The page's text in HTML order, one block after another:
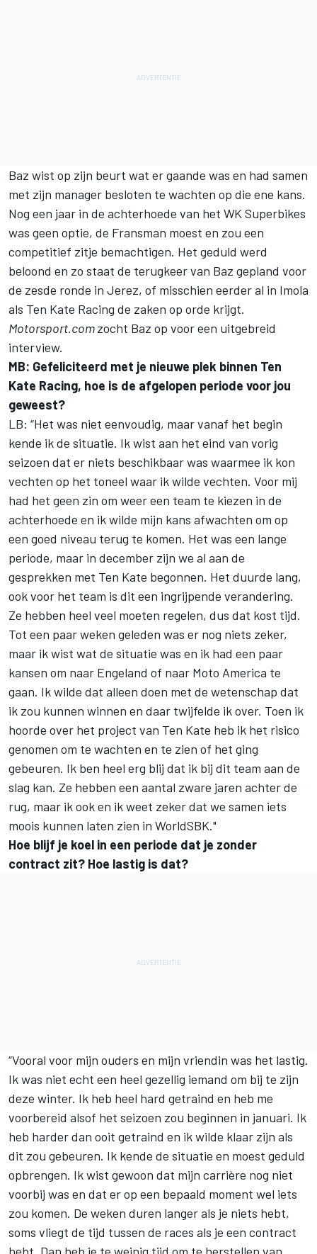
Baz wist op zijn beurt wat er gaande was en had samen
met zijn manager besloten te wachten op die ene kans.
Nog een jaar in de achterhoede van het WK Superbikes
was geen optie, de Fransman moest en zou een
competitief zitje bemachtigen. Het geduld werd
beloond en zo staat de terugkeer van Baz gepland voor
de zesde ronde in Jerez, of misschien eerder al in Imola
als Ten Kate Racing de zaken op orde krijgt.
Motorsport.comzocht Baz op voor een uitgebreid
interview.
MB: Gefeliciteerd met je nieuwe plek binnen Ten
Kate Racing, hoe is de afgelopen periode voor jou
geweest?
LB: “Het was niet eenvoudig, maar vanaf het begin
kende ik de situatie. Ik wist aan het eind van vorig
seizoen dat er niets beschikbaar was waarmee ik kon
vechten op het toneel waar ik wilde vechten. Voor mij
had het geen zin om weer een team te kiezen in de
achterhoede en ik wilde mijn kans afwachten om op
een goed niveau terug te komen. Het was een lange
periode, maar in december zijn we al aan de
gesprekken met Ten Kate begonnen. Het duurde lang,
ook voor het team is dit een ingrijpende verandering.
Ze hebben heel veel moeten regelen, dus dat kost tijd.
Tot een paar weken geleden was er nog niets zeker,
maar ik wist wat de situatie was en ik had een paar
kansen om naar Engeland of naar Moto America te
gaan. Ik wilde dat alleen doen met de wetenschap dat
ik zou kunnen winnen en daar twijfelde ik over. Toen ik
hoorde over het project van Ten Kate heb ik het risico
genomen om te wachten en te zien of het ging
gebeuren. Ik ben heel erg blij dat ik bij dit team aan de
slag kan. Ze hebben een aantal zware jaren achter de
rug, maar ik ook en ik weet zeker dat we samen iets
moois kunnen laten zien in WorldSBK."
Hoe blijf je koel in een periode dat je zonder
contract zit? Hoe lastig is dat?
“Vooral voor mijn ouders en mijn vriendin was het lastig.
Ik was niet echt een heel gezellig iemand om bij te zijn
deze winter. Ik heb heel hard getraind en heb me
voorbereid alsof het seizoen zou beginnen in januari. Ik
heb harder dan ooit getraind en ik wilde klaar zijn als
dit zou gebeuren. Ik kende de situatie en moest geduld
opbrengen. Ik wist gewoon dat mijn carrière nog niet
voorbij was en dat er op een bepaald moment wel iets
zou komen. De weken duren langer als je niets hebt,
soms vliegt de tijd tussen de races als je een contract